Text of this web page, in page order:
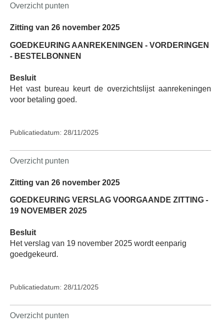
Overzicht punten
Zitting van 26 november 2025
GOEDKEURING AANREKENINGEN - VORDERINGEN
- BESTELBONNEN
Besluit
Het vast bureau keurt de overzichtslijst aanrekeningen
voor betaling goed.
Publicatiedatum: 28/11/2025
Overzicht punten
Zitting van 26 november 2025
GOEDKEURING VERSLAG VOORGAANDE ZITTING -
19 NOVEMBER 2025
Besluit
Het verslag van 19 november 2025 wordt eenparig
goedgekeurd.
Publicatiedatum: 28/11/2025
Overzicht punten